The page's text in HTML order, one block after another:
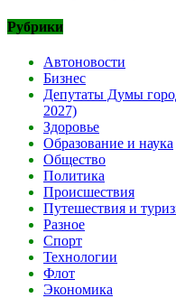
Рубрики
Автоновости
Бизнес
Депутаты Думы
2027)
Здоровье
Образование и наука
Общество
Политика
Происшествия
Путешествия и
Разное
Спорт
Технологии
Флот
Экономика